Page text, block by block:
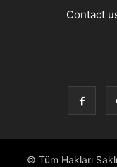
Contact
© Tüm Hakları